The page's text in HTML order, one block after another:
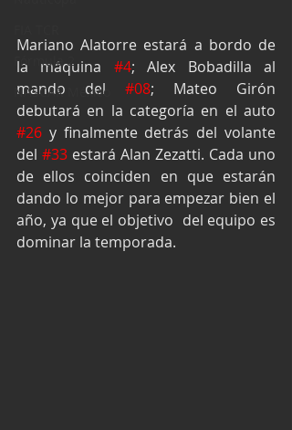
Fórmula 2
NASCAR México
Mariano Alatorre estará a bordo de
la máquina #4; Alex Bobadilla al
mando del #08; Mateo Girón
#26 y finalmente detrás del volante
del #33 estará Alan Zezatti. Cada uno
de ellos coinciden en que estarán
dando lo mejor para empezar bien el
año, ya que el objetivo  del equipo es
dominar la temporada.